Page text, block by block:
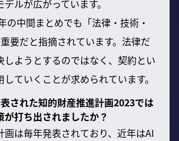
ルが広がっています。
の中間まとめでも「法律・技術・
要だと指摘されています。法律だ
しようとするのではなく、契約とい
ていくことが求められています。
された知的財産推進計画2023では
が打ち出されましたか？
画は毎年発表されており、近年はAI